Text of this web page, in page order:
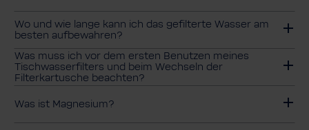
Wo und wie lange kann ich das gefilterte Wasser am
besten aufbewahren?
Was muss ich vor dem ersten Benutzen meines
Tischwasserfilters und beim Wechseln der
Filterkartusche beachten?
Was ist Magnesium?